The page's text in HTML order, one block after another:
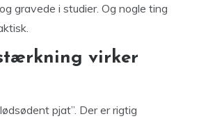
gravede i studier. Og nogle ting
virker
pjat”. Der er rigtig